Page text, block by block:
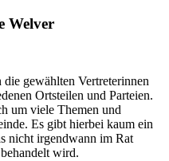
Welver
gewählten Vertreterinnen
Ortsteilen und Parteien.
um viele Themen und
Es gibt hierbei kaum ein
nicht irgendwann im Rat
wird.